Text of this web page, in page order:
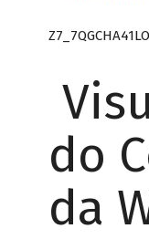
do
da